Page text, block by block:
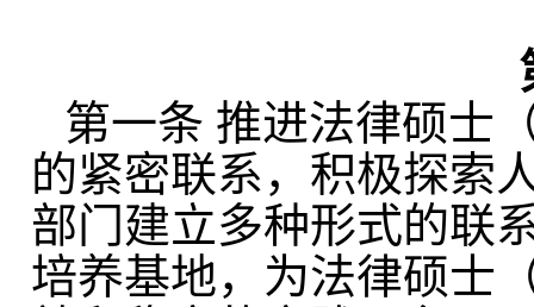
第一条 推进法律硕士
的紧密联系，积极探索
部门建立多种形式的联
培养基地， 为法律硕士